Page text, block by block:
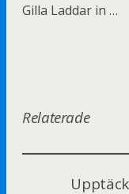
Gilla Laddar in …
Relaterade